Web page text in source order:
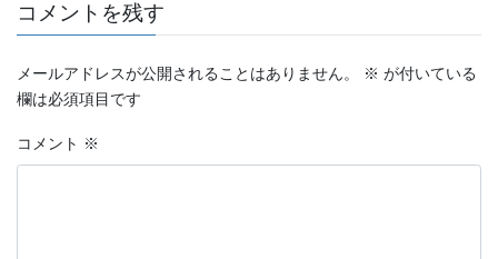
コメントを残す
メールアドレスが公開されることはありません。 ※ が付いている
欄は必須項目です
コメント ※